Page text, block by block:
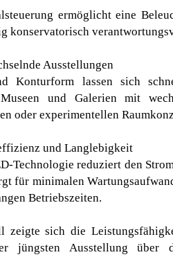
ermöglicht eine
konservatorisch
Ausstellungen
Konturform lassen sich
und Galerien mit
oder experimentellen
und Langlebigkeit
Technologie reduziert den
für minimalen
Betriebszeiten.
zeigte sich die
jüngsten Ausstellung über